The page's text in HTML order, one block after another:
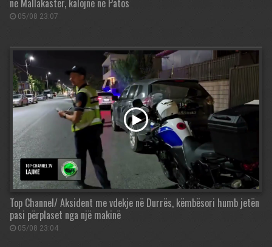
05/08 23:07
Top Channel/ Aksident me vdekje në Durrës, këmbësori humb jetën
pasi përplaset nga një makinë
05/08 23:04